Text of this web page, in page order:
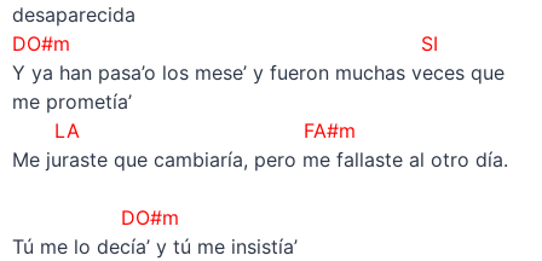
desaparecida
DO#m SI
Y ya han pasa’o los mese’ y fueron muchas veces que
me prometía’
LA FA#m
Me juraste que cambiaría, pero me fallaste al otro día.
DO#m
Tú me lo decía’ y tú me insistía’